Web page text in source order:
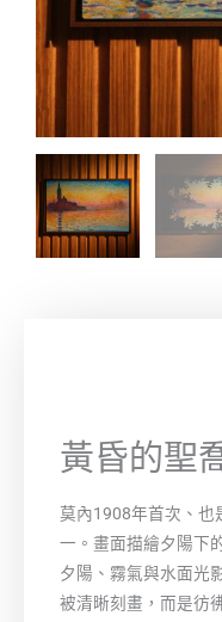
黃昏的聖
莫內1908年首次、也
一。畫面描繪夕陽下
夕陽、霧氣與水面光
被清晰刻畫，而是彷